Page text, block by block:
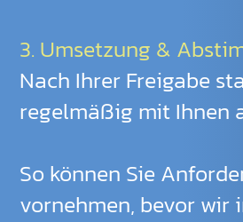
3. Umsetzung &
Nach Ihrer Freigabe
regelmäßig mit Ihnen
So können Sie
vornehmen, bevor wir